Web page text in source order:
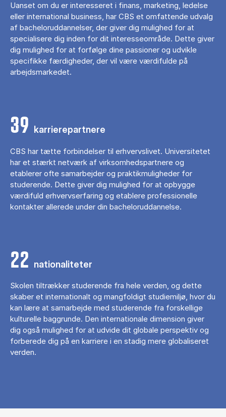
Uanset om du er interesseret i finans, marketing, ledelse
eller international business, har CBS et omfattende udvalg
af bacheloruddannelser, der giver dig mulighed for at
specialisere dig inden for dit interesseområde. Dette giver
dig mulighed for at forfølge dine passioner og udvikle
specifikke færdigheder, der vil være værdifulde på
arbejdsmarkedet.
39 karrierepartnere
CBS har tætte forbindelser til erhvervslivet. Universitetet
har et stærkt netværk af virksomhedspartnere og
etablerer ofte samarbejder og praktikmuligheder for
studerende. Dette giver dig mulighed for at opbygge
værdifuld erhvervserfaring og etablere professionelle
kontakter allerede under din bacheloruddannelse.
22 nationaliteter
Skolen tiltrækker studerende fra hele verden, og dette
skaber et internationalt og mangfoldigt studiemiljø, hvor du
kan lære at samarbejde med studerende fra forskellige
kulturelle baggrunde. Den internationale dimension giver
dig også mulighed for at udvide dit globale perspektiv og
forberede dig på en karriere i en stadig mere globaliseret
verden.